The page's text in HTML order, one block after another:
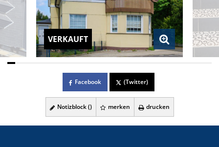
VERKAUFT
Facebook (Twitter)
Notizblock () merken drucken